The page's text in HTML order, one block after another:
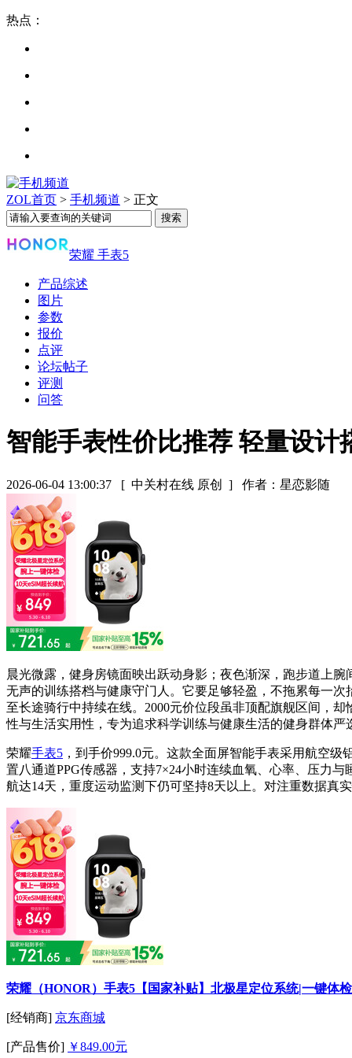
热点：
ZOL首页 > 手机频道 > 正文
荣耀 手表5
产品综述
图片
参数
报价
点评
论坛帖子
评测
问答
智能手表性价比推荐 轻量设计
2026-06-04 13:00:37 [ 中关村在线 原创 ] 作者：星恋影随
晨光微露，健身房镜面映出跃动身影；夜色渐深，跑步道上
无声的训练搭档与健康守门人。它要足够轻盈，不拖累每一
至长途骑行中持续在线。2000元价位段虽非顶配旗舰区间，
性与生活实用性，专为追求科学训练与健康生活的健身群体严
荣耀手表5 ，到手价999.0元。这款全面屏智能手表采用航空
置八通道PPG传感器，支持7×24小时连续血氧、心率、压力
航达14天，重度运动监测下仍可坚持8天以上。对注重数据真
荣耀（HONOR）手表5【国家补贴】北极星定位系统|一键体
[经销商] 京东商城
[产品售价] ￥849.00元